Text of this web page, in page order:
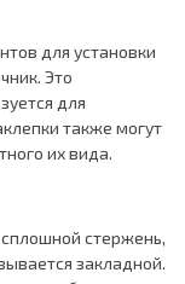
для установки
Это
для
также могут
их вида.
стержень,
закладной.